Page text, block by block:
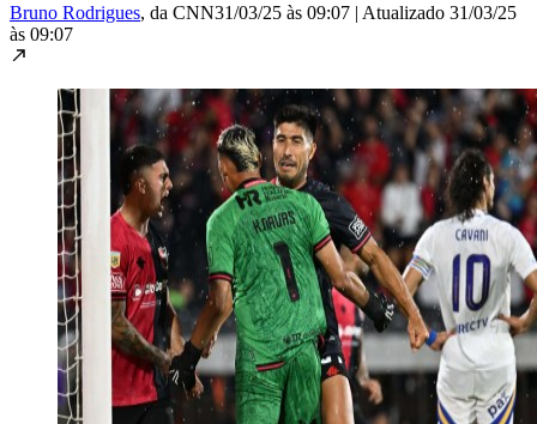
Bruno Rodrigues, da CNN31/03/25 às 09:07 | Atualizado 31/03/25
às 09:07